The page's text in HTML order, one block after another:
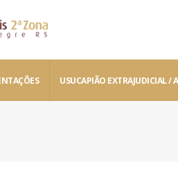
USUCAPIÃO EXTRAJUDICIAL /